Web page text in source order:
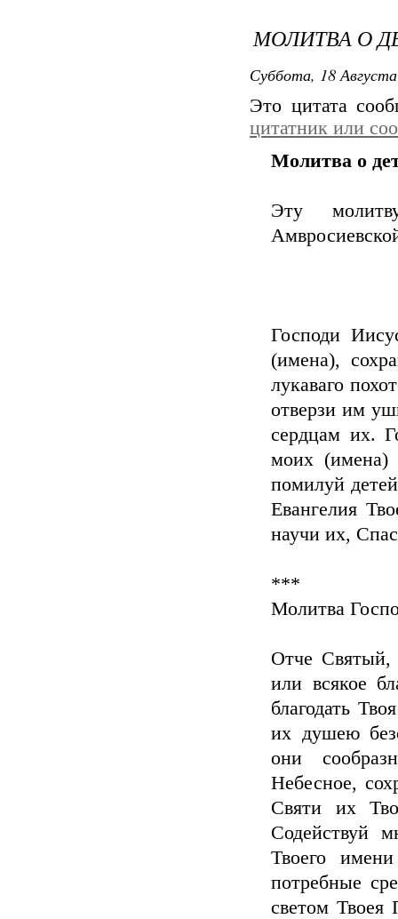
МОЛИТВА О
Суббота, 18
Это цитата
цитатник или
Молитва о
Эту
Господи
(имена),
лукаваго
отверзи им
сердцам их.
моих (имена)
помилуй
Евангелия
научи их,
***
Молитва
Отче Святый,
или всякое
благодать
их душею
они
Небесное,
Святи их
Содействуй
Твоего
потребные
светом Твоея